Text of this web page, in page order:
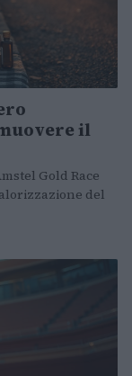
il
Gold Race
del